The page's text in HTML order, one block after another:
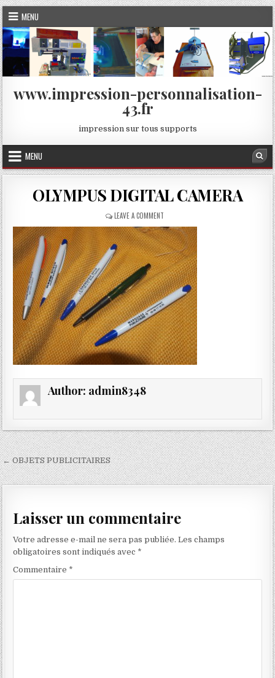
Skip
to
content
MENU
www.impression-personnalisation-
43.fr
impression sur tous supports
MENU
OLYMPUS DIGITAL CAMERA
LEAVE A COMMENTON
OLYMPUS
DIGITAL
CAMERA
Author: admin8348
Navigation
de
← OBJETS PUBLICITAIRES
Laisser un commentaire
Votre adresse e-mail ne sera pas publiée. Les champs
obligatoires sont indiqués avec *
Commentaire *